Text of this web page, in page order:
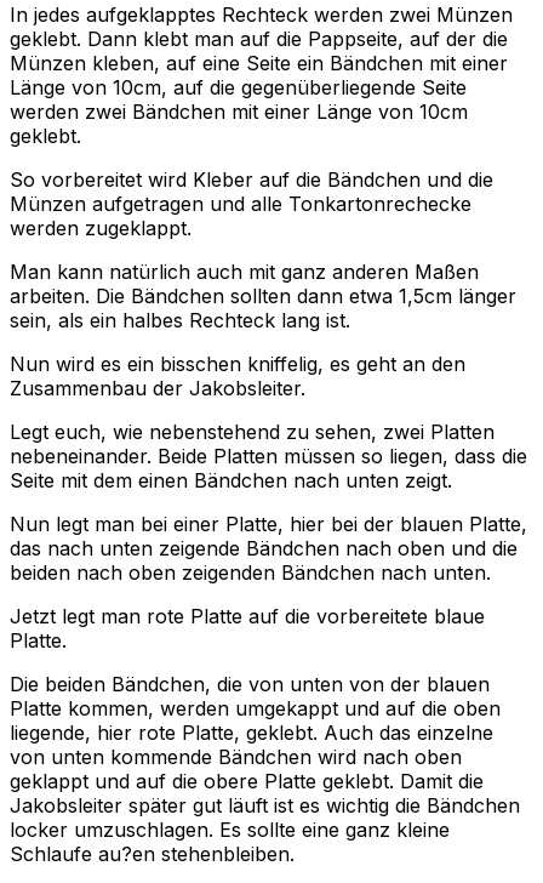
In jedes aufgeklapptes Rechteck werden zwei Münzen
geklebt. Dann klebt man auf die Pappseite, auf der die
Münzen kleben, auf eine Seite ein Bändchen mit einer
Länge von 10cm, auf die gegenüberliegende Seite
werden zwei Bändchen mit einer Länge von 10cm
geklebt.
So vorbereitet wird Kleber auf die Bändchen und die
Münzen aufgetragen und alle Tonkartonrechecke
werden zugeklappt.
Man kann natürlich auch mit ganz anderen Maßen
arbeiten. Die Bändchen sollten dann etwa 1,5cm länger
sein, als ein halbes Rechteck lang ist.
Nun wird es ein bisschen kniffelig, es geht an den
Zusammenbau der Jakobsleiter.
Legt euch, wie nebenstehend zu sehen, zwei Platten
nebeneinander. Beide Platten müssen so liegen, dass die
Seite mit dem einen Bändchen nach unten zeigt.
Nun legt man bei einer Platte, hier bei der blauen Platte,
das nach unten zeigende Bändchen nach oben und die
beiden nach oben zeigenden Bändchen nach unten.
Jetzt legt man rote Platte auf die vorbereitete blaue
Platte.
Die beiden Bändchen, die von unten von der blauen
Platte kommen, werden umgekappt und auf die oben
liegende, hier rote Platte, geklebt. Auch das einzelne
von unten kommende Bändchen wird nach oben
geklappt und auf die obere Platte geklebt. Damit die
Jakobsleiter später gut läuft ist es wichtig die Bändchen
locker umzuschlagen. Es sollte eine ganz kleine
Schlaufe au?en stehenbleiben.